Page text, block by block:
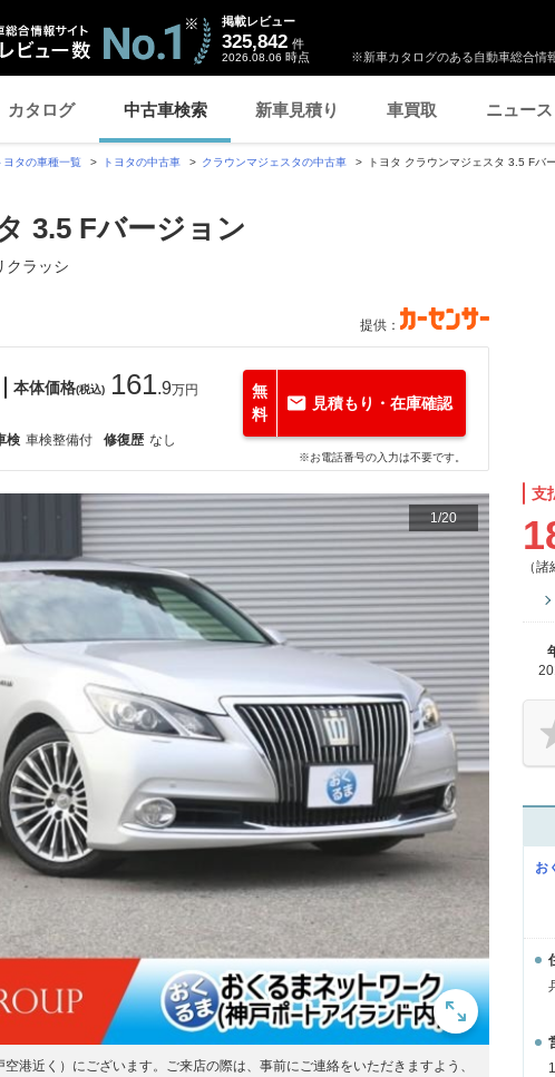
※新車カタログのある自動車総合情
掲載レビュー
325,842 件
2026.08.06 時点
カタログ 中古車検索 新車見積り 車買取 ニュース
ヨタの車種一覧 トヨタの中古車 クラウンマジェスタの中古車 トヨタ クラウンマジェスタ 3.5 Fバ
3.5 Fバージョン
クラッシ
提供：
本体価格(税込) 161.9万円
検 車検整備付 修復歴 なし
無
料
見積もり・在庫確認
※お電話番号の入力は不要です。
1/20
港近く）にございます。ご来店の際は、事前にご連絡をいただきますよう、
支
（
お